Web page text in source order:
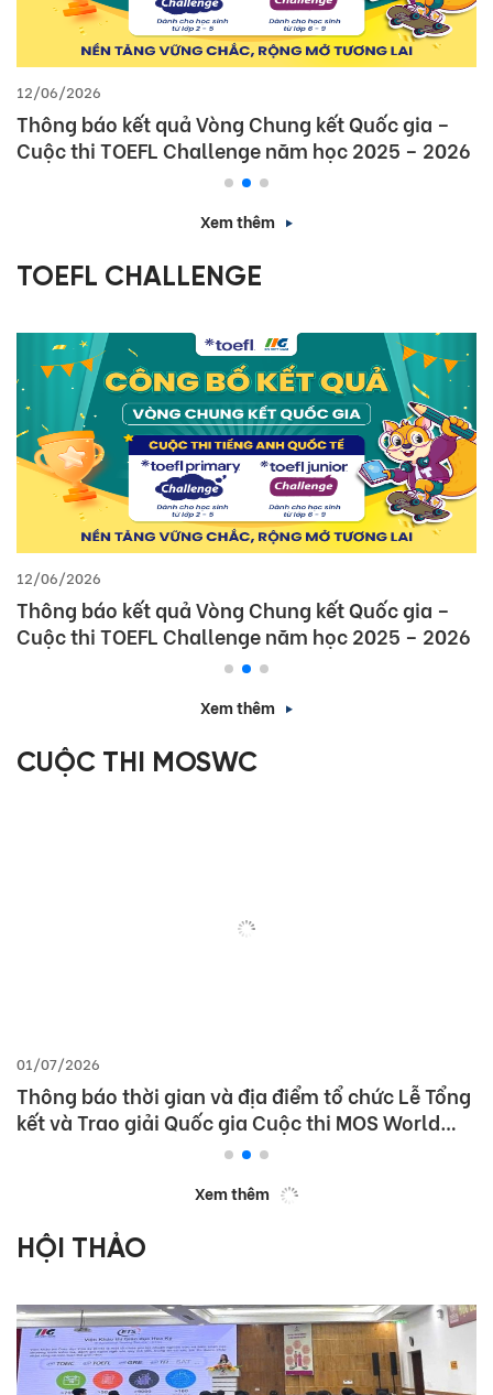
12/06/2026
Thông báo kết quả Vòng Chung kết Quốc gia –
Cuộc thi TOEFL Challenge năm học 2025 – 2026
Xem thêm
TOEFL CHALLENGE
12/06/2026
Thông báo kết quả Vòng Chung kết Quốc gia –
Cuộc thi TOEFL Challenge năm học 2025 – 2026
Xem thêm
CUỘC THI MOSWC
01/07/2026
Thông báo thời gian và địa điểm tổ chức Lễ Tổng
kết và Trao giải Quốc gia Cuộc thi MOS World
Xem thêm
HỘI THẢO